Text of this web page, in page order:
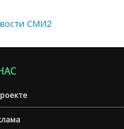
СМИ2